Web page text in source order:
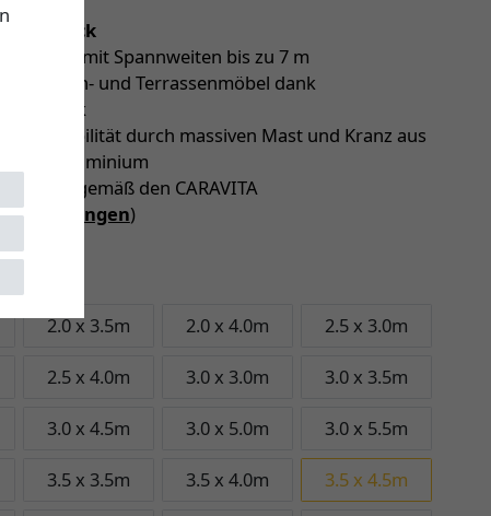
Blick
mit Spannweiten bis zu 7 m
über Tisch- und Terrassenmöbel dank
Windstabilität durch massiven Mast und Kranz aus
Aluminium
Garantie (gemäß den CARAVITA
)
2.0 x 3.5m 2.0 x 4.0m 2.5 x 3.0m
2.5 x 4.0m 3.0 x 3.0m 3.0 x 3.5m
3.0 x 4.5m 3.0 x 5.0m 3.0 x 5.5m
3.5 x 3.5m 3.5 x 4.0m 3.5 x 4.5m